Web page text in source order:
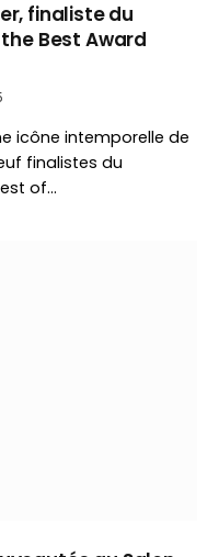
finaliste du
Best Award
icône intemporelle de
finalistes du
of…